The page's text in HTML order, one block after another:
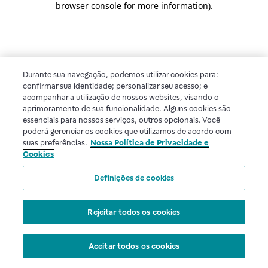
browser console for more information).
Durante sua navegação, podemos utilizar cookies para:
confirmar sua identidade; personalizar seu acesso; e
acompanhar a utilização de nossos websites, visando o
aprimoramento de sua funcionalidade. Alguns cookies são
essenciais para nossos serviços, outros opcionais. Você
poderá gerenciar os cookies que utilizamos de acordo com
suas preferências. Nossa Política de Privacidade e
Cookies
Definições de cookies
Rejeitar todos os cookies
Aceitar todos os cookies